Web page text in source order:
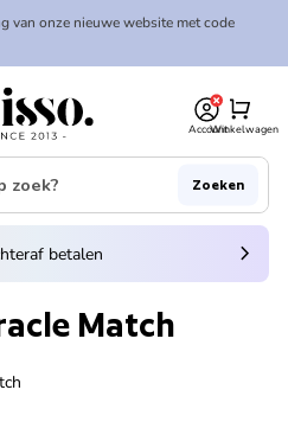
van onze nieuwe website met code
AccountWinkelwagen
shopping_cart
Zoeken
venster)
betalen chevron_right
Match